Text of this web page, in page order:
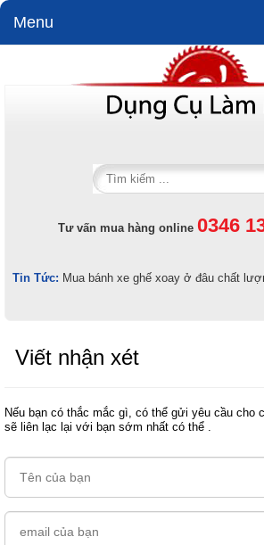
Tư vấn mua hàng online 0346
Menu
Tin Tức: Mua bánh xe ghế xoay ở đâu chất
Viết nhận xét
Nếu bạn có thắc mắc gì, có thể gửi yêu cầu cho
sẽ liên lạc lại với bạn sớm nhất có thể .
Tên
Email